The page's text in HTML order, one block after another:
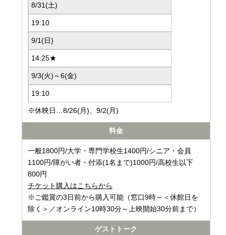
8/31(土)
19:10
9/1(日)
14:25★
9/3(火)～6(金)
19:10
※休映日…8/26(月)、9/2(月)
料金
一般1800円/大学・専門学校生1400円/シニア・会員
1100円/障がい者・付添(1名まで)1000円/高校生以下
800円
チケット購入はこちらから
※ご鑑賞の3日前から購入可能（窓口9時～＜休館日を
除く＞／オンライン10時30分～上映開始30分前まで）
ゲストトーク